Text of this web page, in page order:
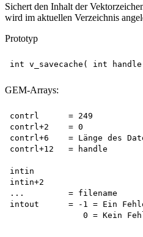
Sichert den Inhalt der
wird im aktuellen Verzeichnis
Prototyp
GEM-Arrays:
contrl      = 249
contrl+2    = 0
contrl+6    = Länge des
contrl+12   = handle
intin
intin+2
...         = filename
intout      = -1 = Ein